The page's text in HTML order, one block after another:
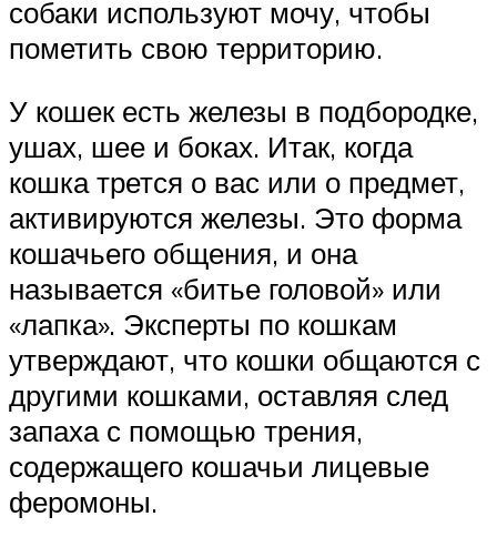
собаки используют мочу, чтобы
пометить свою территорию.
У кошек есть железы в подбородке,
ушах, шее и боках. Итак, когда
кошка трется о вас или о предмет,
активируются железы. Это форма
кошачьего общения, и она
называется «битье головой» или
«лапка». Эксперты по кошкам
утверждают, что кошки общаются с
другими кошками, оставляя след
запаха с помощью трения,
содержащего кошачьи лицевые
феромоны.